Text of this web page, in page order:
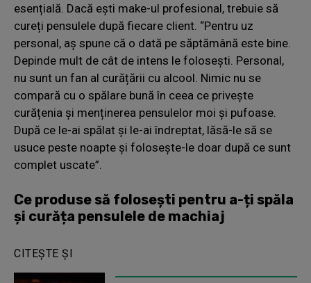
esențială. Dacă ești make-ul profesional, trebuie să
cureți pensulele după fiecare client. “Pentru uz
personal, aș spune că o dată pe săptămână este bine.
Depinde mult de cât de intens le folosești. Personal,
nu sunt un fan al curățării cu alcool. Nimic nu se
compară cu o spălare bună în ceea ce privește
curățenia și menținerea pensulelor moi și pufoase.
După ce le-ai spălat și le-ai îndreptat, lăsă-le să se
usuce peste noapte și folosește-le doar după ce sunt
complet uscate”.
Ce produse să folosești pentru a-ți spăla
și curăța pensulele de machiaj
CITEȘTE ȘI